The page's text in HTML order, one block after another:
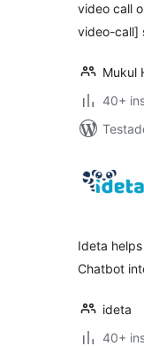
video call
video-call]
Mukul
40+
Ideta
Chatbot
ideta
40+